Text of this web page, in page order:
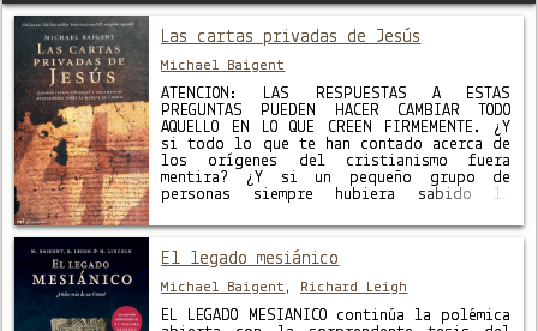
Las cartas privadas de Jesús
Michael Baigent
ATENCIÓN: LAS RESPUESTAS A ESTAS
PREGUNTAS PUEDEN HACER CAMBIAR TODO
AQUELLO EN LO QUE CREEN FIRMEMENTE. ¿Y
si todo lo que te han contado acerca de
los orígenes del cristianismo fuera
mentira? ¿Y si un pequeño grupo de
personas siempre hubiera sabido la
hasta ahora? ¿Y si existe una …
El legado mesiánico
Michael Baigent , Richard Leigh
EL LEGADO MESIÁNICO continúa la polémica